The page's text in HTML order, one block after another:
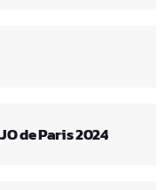
de Paris 2024